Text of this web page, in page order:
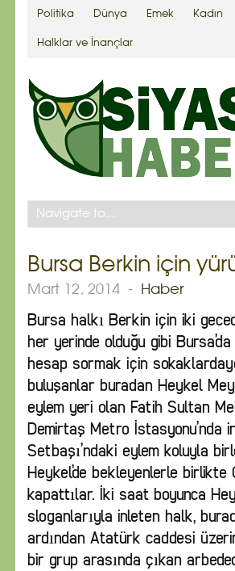
Politika Dünya Emek Kadın
Halklar ve İnançlar
Bursa Berkin için
Mart 12, 2014 - Haber
Bursa halkı Berkin için iki
her yerinde olduğu gibi
hesap sormak için
buluşanlar buradan Heykel
eylem yeri olan Fatih Sultan
Demirtaş Metro İstasyonu’nda
Setbaşı’ndaki eylem koluyla
Heykel’de bekleyenlerle
kapattılar. İki saat boyunca
sloganlarıyla inleten halk,
ardından Atatürk caddesi
bir grup arasında çıkan